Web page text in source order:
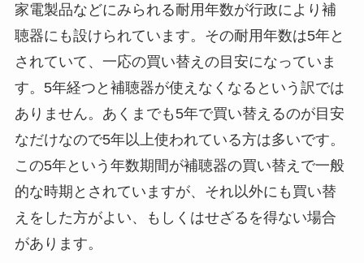
家電製品などにみられる耐用年数が行政により補
聴器にも設けられています。その耐用年数は5年と
されていて、一応の買い替えの目安になっていま
す。5年経つと補聴器が使えなくなるという訳では
ありません。あくまでも5年で買い替えるのが目安
なだけなので5年以上使われている方は多いです。
この5年という年数期間が補聴器の買い替えで一般
的な時期とされていますが、それ以外にも買い替
えをした方がよい、もしくはせざるを得ない場合
があります。